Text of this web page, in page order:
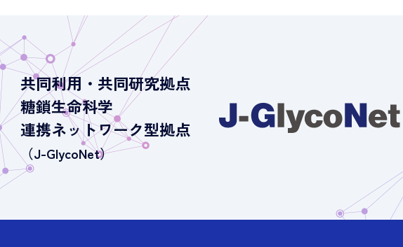
共同利用・共同研究拠点
糖鎖生命科学
連携ネットワーク型拠点
（J-GlycoNet）